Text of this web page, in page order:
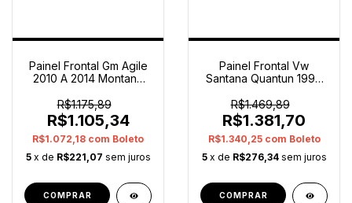
Painel Frontal Gm Agile
2010 A 2014 Montana
R$1.175,89
R$1.105,34
R$1.072,18 com Boleto
5 x de R$221,07 sem juros
Painel Frontal Vw
Santana Quantun 1999
R$1.469,89
R$1.381,70
R$1.340,25 com Boleto
5 x de R$276,34 sem juros